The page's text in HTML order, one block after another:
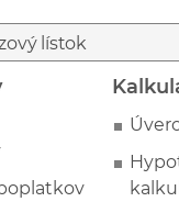
lístok